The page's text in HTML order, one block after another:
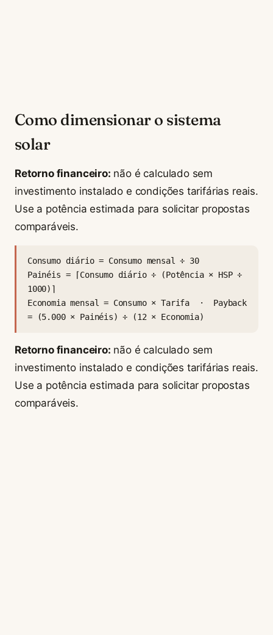
Como dimensionar o sistema
solar
Retorno financeiro: não é calculado sem
investimento instalado e condições tarifárias reais.
Use a potência estimada para solicitar propostas
comparáveis.
Consumo diário = Consumo mensal ÷ 30
Painéis = ⌈Consumo diário ÷ (Potência × HSP ÷
1000)⌉
Economia mensal = Consumo × Tarifa · Payback
= (5.000 × Painéis) ÷ (12 × Economia)
Retorno financeiro: não é calculado sem
investimento instalado e condições tarifárias reais.
Use a potência estimada para solicitar propostas
comparáveis.